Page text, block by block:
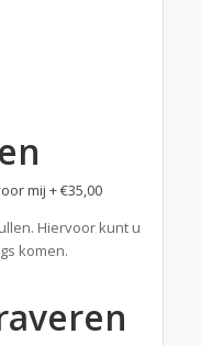
mij +€35,00
Hiervoor kunt u
komen.